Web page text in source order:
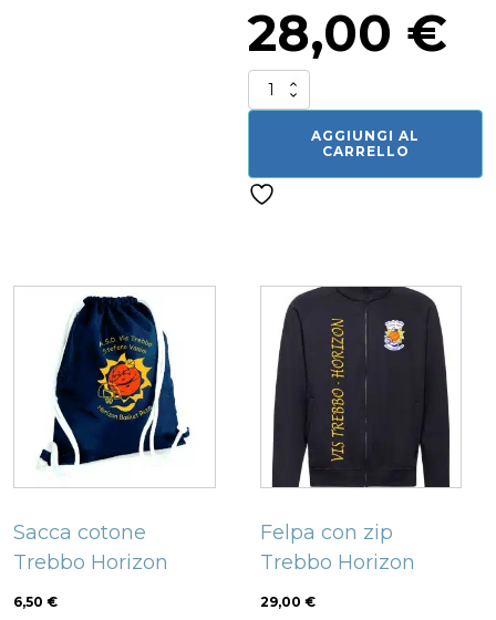
28,00 €
Borsone
sportivo
AGGIUNGI AL
CARRELLO
Sacca cotone
Trebbo Horizon
6,50 €
Felpa con zip
Trebbo Horizon
29,00 €
Questo
prodotto
ha
più
varianti.
Le
opzioni
essere
scelte
nella